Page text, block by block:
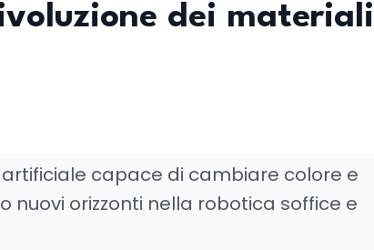
dei materiali
capace di cambiare colore e
nuovi orizzonti nella robotica soffice e